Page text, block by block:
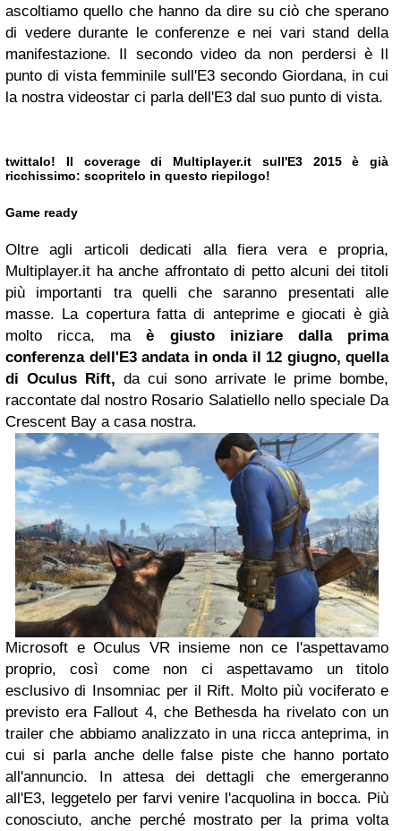
ascoltiamo quello che hanno da dire su ciò che sperano
di vedere durante le conferenze e nei vari stand della
manifestazione. Il secondo video da non perdersi è Il
punto di vista femminile sull'E3 secondo Giordana, in cui
la nostra videostar ci parla dell'E3 dal suo punto di vista.
twittalo! Il coverage di Multiplayer.it sull'E3 2015 è già
ricchissimo: scopritelo in questo riepilogo!
Game ready
Oltre agli articoli dedicati alla fiera vera e propria,
Multiplayer.it ha anche affrontato di petto alcuni dei titoli
più importanti tra quelli che saranno presentati alle
masse. La copertura fatta di anteprime e giocati è già
molto ricca, maè giusto iniziare dalla prima
conferenza dell'E3 andata in onda il 12 giugno, quella
di Oculus Rift, da cui sono arrivate le prime bombe,
raccontate dal nostro Rosario Salatiello nello speciale Da
Crescent Bay a casa nostra.
Microsoft e Oculus VR insieme non ce l'aspettavamo
proprio, così come non ci aspettavamo un titolo
esclusivo di Insomniac per il Rift. Molto più vociferato e
previsto era Fallout 4, che Bethesda ha rivelato con un
trailer che abbiamo analizzato in una ricca anteprima, in
cui si parla anche delle false piste che hanno portato
all'annuncio. In attesa dei dettagli che emergeranno
all'E3, leggetelo per farvi venire l'acquolina in bocca. Più
conosciuto, anche perché mostrato per la prima volta